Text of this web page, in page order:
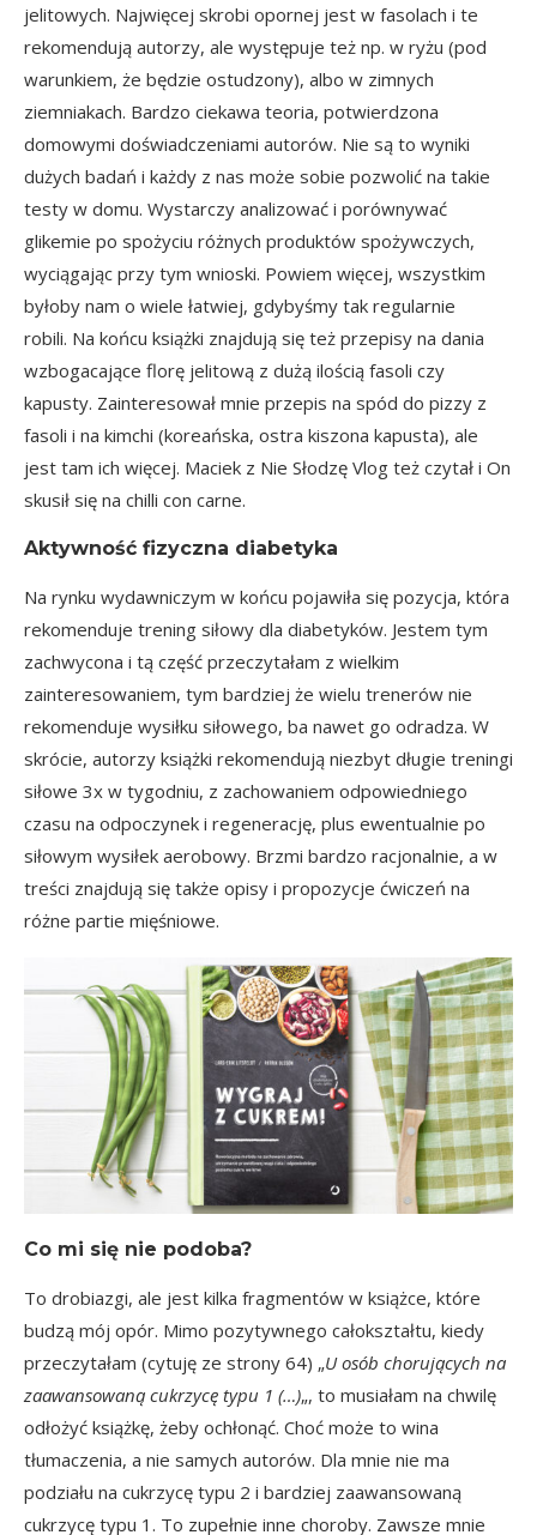
jelitowych. Najwięcej skrobi opornej jest w fasolach i te
rekomendują autorzy, ale występuje też np. w ryżu (pod
warunkiem, że będzie ostudzony), albo w zimnych
ziemniakach. Bardzo ciekawa teoria, potwierdzona
domowymi doświadczeniami autorów. Nie są to wyniki
dużych badań i każdy z nas może sobie pozwolić na takie
testy w domu. Wystarczy analizować i porównywać
glikemie po spożyciu różnych produktów spożywczych,
wyciągając przy tym wnioski. Powiem więcej, wszystkim
byłoby nam o wiele łatwiej, gdybyśmy tak regularnie
robili. Na końcu książki znajdują się też przepisy na dania
wzbogacające florę jelitową z dużą ilością fasoli czy
kapusty. Zainteresował mnie przepis na spód do pizzy z
fasoli i na kimchi (koreańska, ostra kiszona kapusta), ale
jest tam ich więcej. Maciek z Nie Słodzę Vlog też czytał i On
skusił się na chilli con carne.
Aktywność fizyczna diabetyka
Na rynku wydawniczym w końcu pojawiła się pozycja, która
rekomenduje trening siłowy dla diabetyków. Jestem tym
zachwycona i tą część przeczytałam z wielkim
zainteresowaniem, tym bardziej że wielu trenerów nie
rekomenduje wysiłku siłowego, ba nawet go odradza. W
skrócie, autorzy książki rekomendują niezbyt długie treningi
siłowe 3x w tygodniu, z zachowaniem odpowiedniego
czasu na odpoczynek i regenerację, plus ewentualnie po
siłowym wysiłek aerobowy. Brzmi bardzo racjonalnie, a w
treści znajdują się także opisy i propozycje ćwiczeń na
różne partie mięśniowe.
Co mi się nie podoba?
To drobiazgi, ale jest kilka fragmentów w książce, które
budzą mój opór. Mimo pozytywnego całokształtu, kiedy
przeczytałam (cytuję ze strony 64) „U osób chorujących na
zaawansowaną cukrzycę typu 1 (…)„, to musiałam na chwilę
odłożyć książkę, żeby ochłonąć. Choć może to wina
tłumaczenia, a nie samych autorów. Dla mnie nie ma
podziału na cukrzycę typu 2 i bardziej zaawansowaną
cukrzycę typu 1. To zupełnie inne choroby. Zawsze mnie